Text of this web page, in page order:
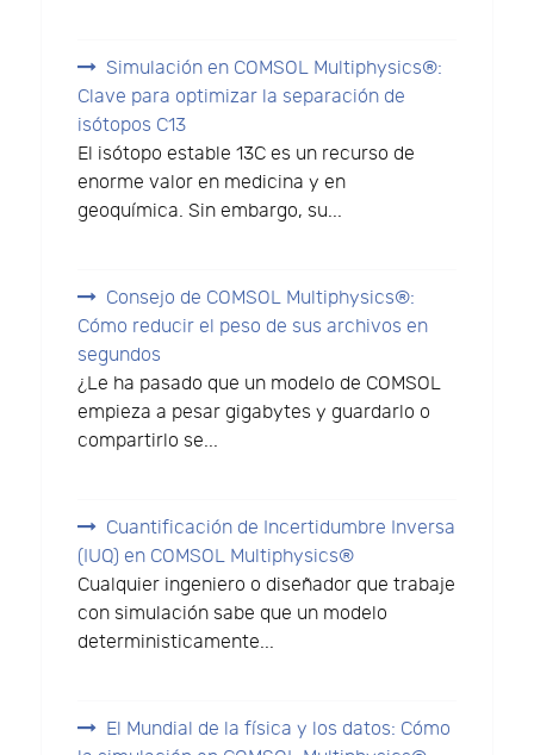
Simulación en COMSOL Multiphysics®:
Clave para optimizar la separación de
isótopos C13
El isótopo estable 13C es un recurso de
enorme valor en medicina y en
geoquímica. Sin embargo, su...
Consejo de COMSOL Multiphysics®:
Cómo reducir el peso de sus archivos en
segundos
¿Le ha pasado que un modelo de COMSOL
empieza a pesar gigabytes y guardarlo o
compartirlo se...
Cuantificación de Incertidumbre Inversa
(IUQ) en COMSOL Multiphysics®
Cualquier ingeniero o diseñador que trabaje
con simulación sabe que un modelo
deterministicamente...
El Mundial de la física y los datos: Cómo